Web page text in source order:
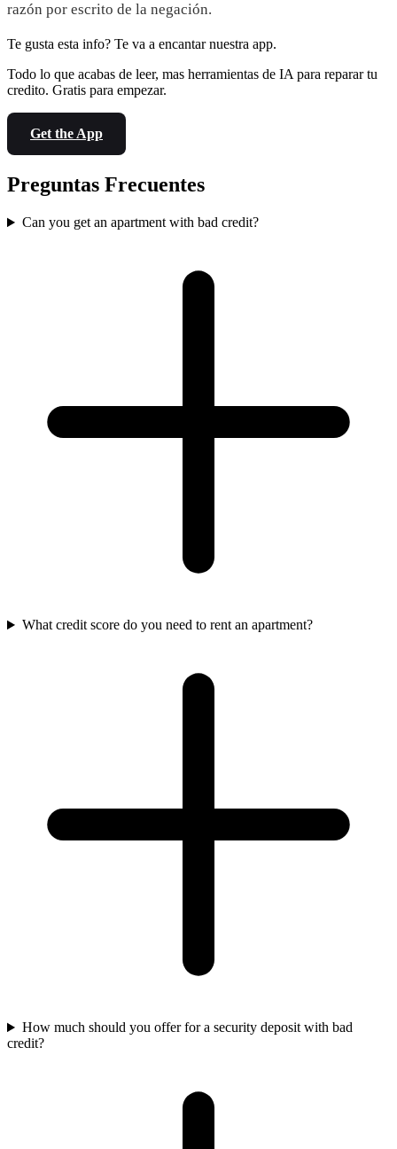
razón por escrito de la negación.
Te gusta esta info? Te va a encantar nuestra app.
Todo lo que acabas de leer, mas herramientas de IA para reparar tu
credito. Gratis para empezar.
Get the App
Preguntas Frecuentes
Can you get an apartment with bad credit?
What credit score do you need to rent an apartment?
How much should you offer for a security deposit with bad
credit?